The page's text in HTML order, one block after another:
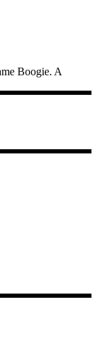
Boogie. A